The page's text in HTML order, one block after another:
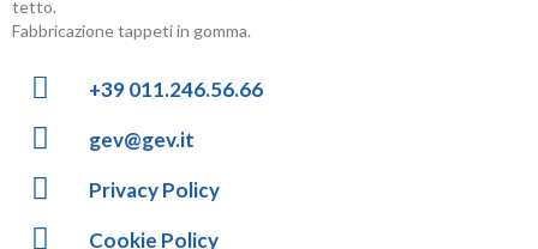
tetto.
Fabbricazione tappeti in gomma.
+39 011.246.56.66
gev@gev.it
Privacy Policy
Cookie Policy